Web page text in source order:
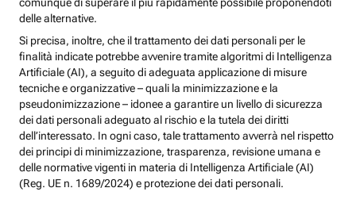
delle alternative.
Si precisa, inoltre, che il trattamento dei dati personali per le
finalità indicate potrebbe avvenire tramite algoritmi di Intelligenza
Artificiale (AI), a seguito di adeguata applicazione di misure
tecniche e organizzative – quali la minimizzazione e la
pseudonimizzazione – idonee a garantire un livello di sicurezza
dei dati personali adeguato al rischio e la tutela dei diritti
dell’interessato. In ogni caso, tale trattamento avverrà nel rispetto
dei principi di minimizzazione, trasparenza, revisione umana e
delle normative vigenti in materia di Intelligenza Artificiale (AI)
(Reg. UE n. 1689/2024) e protezione dei dati personali.